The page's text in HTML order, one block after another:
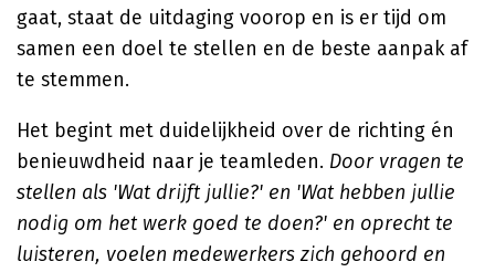
gaat, staat de uitdaging voorop en is er tijd om
samen een doel te stellen en de beste aanpak af
te stemmen.
Het begint met duidelijkheid over de richting én
benieuwdheid naar je teamleden. Door vragen te
stellen als 'Wat drijft jullie?' en 'Wat hebben jullie
nodig om het werk goed te doen?' en oprecht te
luisteren, voelen medewerkers zich gehoord en